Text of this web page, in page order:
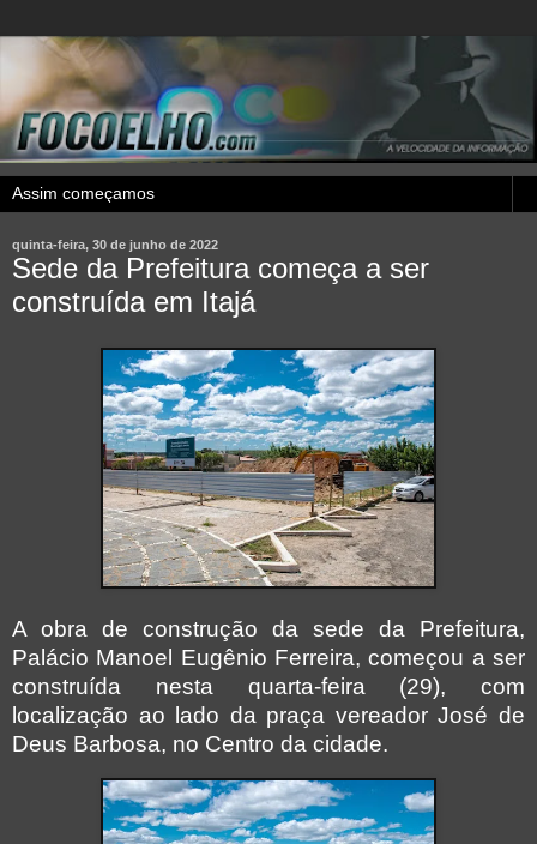
quinta-feira, 30 de junho de 2022
Sede da Prefeitura começa a ser
construída em Itajá
A obra de construção da sede da Prefeitura,
Palácio Manoel Eugênio Ferreira, começou a ser
construída nesta quarta-feira (29), com
localização ao lado da praça vereador José de
Deus Barbosa, no Centro da cidade.